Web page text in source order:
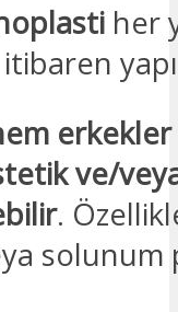
her
ve/
.
solunum